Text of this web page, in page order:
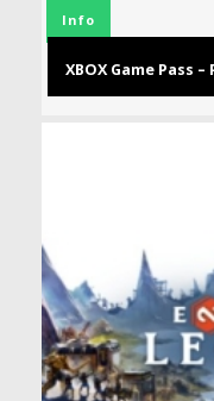
Info
XBOX Game Pass